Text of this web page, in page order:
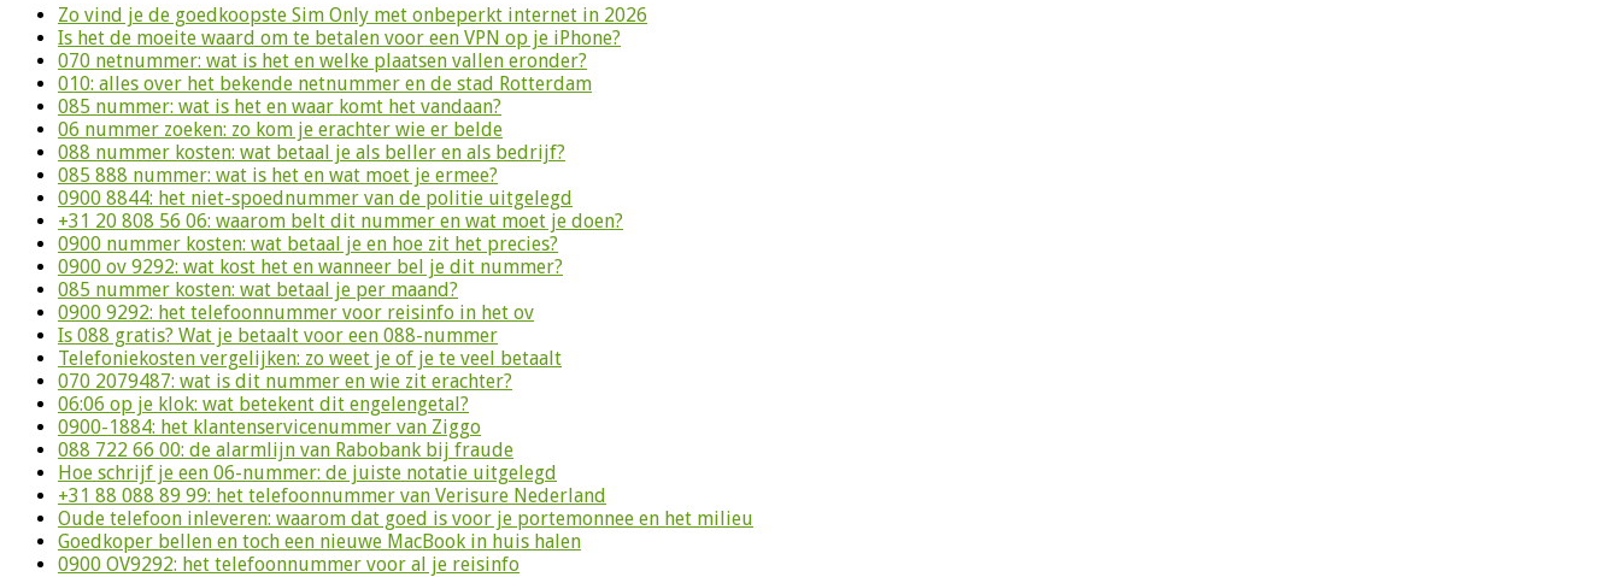
Zo vind je de goedkoopste Sim Only met onbeperkt internet in 2026
Is het de moeite waard om te betalen voor een VPN op je iPhone?
070 netnummer: wat is het en welke plaatsen vallen eronder?
010: alles over het bekende netnummer en de stad Rotterdam
085 nummer: wat is het en waar komt het vandaan?
06 nummer zoeken: zo kom je erachter wie er belde
088 nummer kosten: wat betaal je als beller en als bedrijf?
085 888 nummer: wat is het en wat moet je ermee?
0900 8844: het niet-spoednummer van de politie uitgelegd
+31 20 808 56 06: waarom belt dit nummer en wat moet je doen?
0900 nummer kosten: wat betaal je en hoe zit het precies?
0900 ov 9292: wat kost het en wanneer bel je dit nummer?
085 nummer kosten: wat betaal je per maand?
0900 9292: het telefoonnummer voor reisinfo in het ov
Is 088 gratis? Wat je betaalt voor een 088-nummer
Telefoniekosten vergelijken: zo weet je of je te veel betaalt
070 2079487: wat is dit nummer en wie zit erachter?
06:06 op je klok: wat betekent dit engelengetal?
0900-1884: het klantenservicenummer van Ziggo
088 722 66 00: de alarmlijn van Rabobank bij fraude
Hoe schrijf je een 06-nummer: de juiste notatie uitgelegd
+31 88 088 89 99: het telefoonnummer van Verisure Nederland
Oude telefoon inleveren: waarom dat goed is voor je portemonnee en het milieu
Goedkoper bellen en toch een nieuwe MacBook in huis halen
0900 OV9292: het telefoonnummer voor al je reisinfo